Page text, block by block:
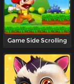
Game Side Scrolling